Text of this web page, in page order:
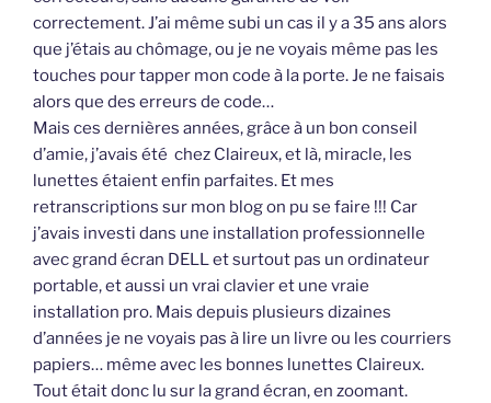
correctement. J’ai même subi un cas il y a 35 ans alors
que j’étais au chômage, ou je ne voyais même pas les
touches pour tapper mon code à la porte. Je ne faisais
alors que des erreurs de code…
Mais ces dernières années, grâce à un bon conseil
d’amie, j’avais été chez Claireux, et là, miracle, les
lunettes étaient enfin parfaites. Et mes
retranscriptions sur mon blog on pu se faire !!! Car
j’avais investi dans une installation professionnelle
avec grand écran DELL et surtout pas un ordinateur
portable, et aussi un vrai clavier et une vraie
installation pro. Mais depuis plusieurs dizaines
d’années je ne voyais pas à lire un livre ou les courriers
papiers… même avec les bonnes lunettes Claireux.
Tout était donc lu sur la grand écran, en zoomant.